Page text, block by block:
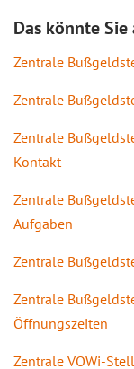
Das könnte
Zentrale
Zentrale
Zentrale
Kontakt
Zentrale
Aufgaben
Zentrale
Zentrale
Öffnungszeiten
Zentrale VOWi-